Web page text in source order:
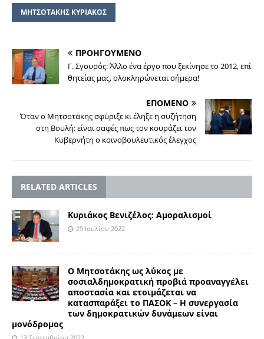
ΜΗΤΣΟΤΑΚΗΣ ΚΥΡΙΑΚΟΣ
ΠΡΟΗΓΟΥΜΕΝΟ
Γ. Σγουρός: Άλλο ένα έργο που ξεκίνησε το 2012, επί
θητείας μας, ολοκληρώνεται σήμερα!
ΕΠΟΜΕΝΟ
Όταν ο Μητσοτάκης σφύριξε κι έληξε η συζήτηση
στη Βουλή: είναι σαφές πως τον κουράζει τον
Κυβερνήτη ο κοινοβουλευτικός έλεγχος
RELATED ARTICLES
Κυριάκος Βενιζέλος: Αμοραλισμοί
29 Ιουλίου 2022
Ο Μητσοτάκης ως λύκος με
σοσιαλδημοκρατική προβιά προαναγγέλει
αποστασία και ετοιμάζεται να
κατασπαράξει το ΠΑΣΟΚ – Η συνεργασία
των δημοκρατικών δυνάμεων είναι
μονόδρομος